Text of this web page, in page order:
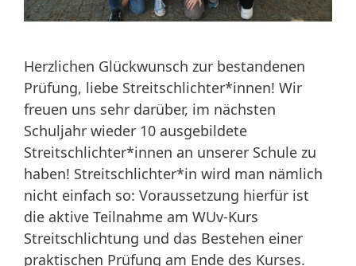
Herzlichen Glückwunsch zur bestandenen
Prüfung, liebe Streitschlichter*innen! Wir
freuen uns sehr darüber, im nächsten
Schuljahr wieder 10 ausgebildete
Streitschlichter*innen an unserer Schule zu
haben! Streitschlichter*in wird man nämlich
nicht einfach so: Voraussetzung hierfür ist
die aktive Teilnahme am WUv-Kurs
Streitschlichtung und das Bestehen einer
praktischen Prüfung am Ende des Kurses.